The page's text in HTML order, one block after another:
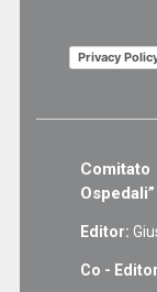
Privacy
Editor:
Co -